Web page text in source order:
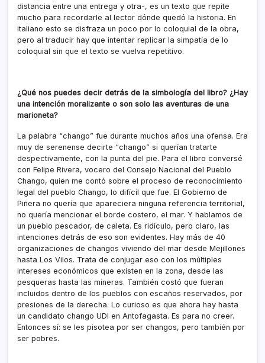
distancia entre una entrega y otra-, es un texto que repite
mucho para recordarle al lector dónde quedó la historia. En
italiano esto se disfraza un poco por lo coloquial de la obra,
pero al traducir hay que intentar replicar la simpatía de lo
coloquial sin que el texto se vuelva repetitivo.
¿Qué nos puedes decir detrás de la simbología del libro? ¿Hay
una intención moralizante o son solo las aventuras de una
marioneta?
La palabra “chango” fue durante muchos años una ofensa. Era
muy de serenense decirte “chango” si querían tratarte
despectivamente, con la punta del pie. Para el libro conversé
con Felipe Rivera, vocero del Consejo Nacional del Pueblo
Chango, quien me contó sobre el proceso de reconocimiento
legal del pueblo Chango, lo difícil que fue. El Gobierno de
Piñera no quería que apareciera ninguna referencia territorial,
no quería mencionar el borde costero, el mar. Y hablamos de
un pueblo pescador, de caleta. Es ridículo, pero claro, las
intenciones detrás de eso son evidentes. Hay más de 40
organizaciones de changos viviendo del mar desde Mejillones
hasta Los Vilos. Trata de conjugar eso con los múltiples
intereses económicos que existen en la zona, desde las
pesqueras hasta las mineras. También costó que fueran
incluidos dentro de los pueblos con escaños reservados, por
presiones de la derecha. Lo curioso es que ahora hay hasta
un candidato chango UDI en Antofagasta. Es para no creer.
Entonces sí: se les pisotea por ser changos, pero también por
ser pobres.